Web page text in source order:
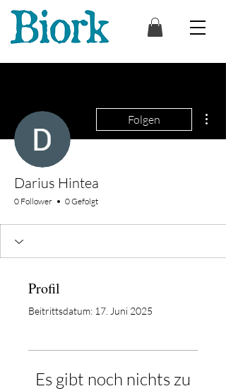
Folgen
Darius Hintea
0 Follower 0 Gefolgt
Profil
Beitrittsdatum: 17. Juni 2025
Es gibt noch nichts zu